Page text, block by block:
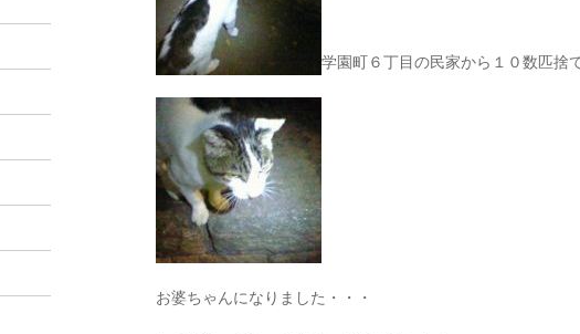
学園町６丁目の民家から１０数匹捨
お婆ちゃんになりました・・・